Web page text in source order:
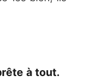
à tout.